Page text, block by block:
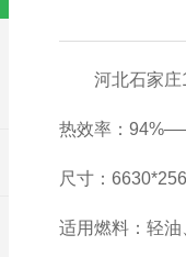
河北石家庄1
热效率：
尺寸：
适用燃料：轻